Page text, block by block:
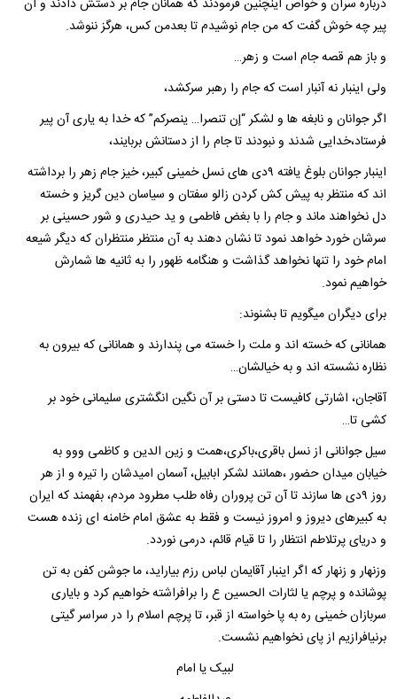
درباره سران و خواص اینچنین فرمودند که همانان جام بر دستش دادند و آن
پیر چه خوش گفت که من جام نوشیدم تا بعدمن کس، هرگز ننوشد.
و باز هم قصه جام است و زهر…
ولی اینبار نه آنبار است که جام را رهبر سرکشد،
اگر جوانان و نابغه ها و لشکر “إن تنصرا… ینصرکم” که خدا به یاری آن پیر
فرستاد،خدایی شدند و نبودند تا جام را از دستانش بربایند،
اینبار جوانان بلوغ یافته ۹دی های نسل خمینی کبیر، خیز جام زهر را برداشته
اند که منتظر به پیش کش کردن زالو سفتان و سیاسان دین گریز و خسته
دل نخواهند ماند و جام را با بغض فاطمی و ید حیدری و شور حسینی بر
سرشان خورد خواهد نمود تا نشان دهند به آن منتظر منتظران که دیگر شیعه
امام خود را تنها نخواهد گذاشت و هنگامه ظهور را به ثانیه ها شمارش
خواهیم نمود.
برای دیگران میگویم تا بشنوند:
همانانی که خسته اند و ملت را خسته می پندارند و همانانی که بیرون به
نظاره نشسته اند و به خیالشان…
آقاجان، اشارتی کافیست تا دستی بر آن نگین انگشتری سلیمانی خود بر
کشی تا…
سیل جوانانی از نسل باقری،باکری،همت و زین الدین و کاظمی ووو به
خیابان میدان حضور ،همانند لشکر ابابیل، آسمان امیدشان را تیره و از هر
روز ۹دی ها سازند تا آن تن پروران رفاه طلب مطرود مردم، بفهمند که ایران
به کبیرهای دیروز و امروز نیست و فقط به عشق امام خامنه ای زنده هست
و دریای پرتلاطم انتظار را تا قیام قائم، درمی نوردد.
وزنهار و زنهار که اگر اینبار آقایمان لباس رزم بیاراید، ما جوشن کفن به تن
پوشانده و پرچم یا لثارات الحسین ع را برافراشته خواهیم کرد و بایاری
سربازان خمینی ره به پا خواسته از قبر، تا پرچم اسلام را در سراسر گیتی
برنیافرازیم از پای نخواهیم نشست.
لبیک یا امام